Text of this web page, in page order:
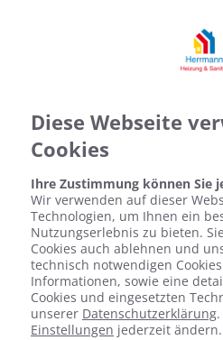
Diese Webseite
Cookies
Ihre Zustimmung können Sie
Wir verwenden auf dieser
Technologien, um Ihnen ein
Nutzungserlebnis zu bieten.
Cookies auch ablehnen und
technisch notwendigen
Informationen, sowie eine
Cookies und eingesetzten
unserer Datenschutzerklärung
Einstellungen jederzeit ändern.